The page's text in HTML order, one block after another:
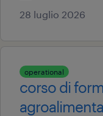
28 luglio 2026
operational
corso di